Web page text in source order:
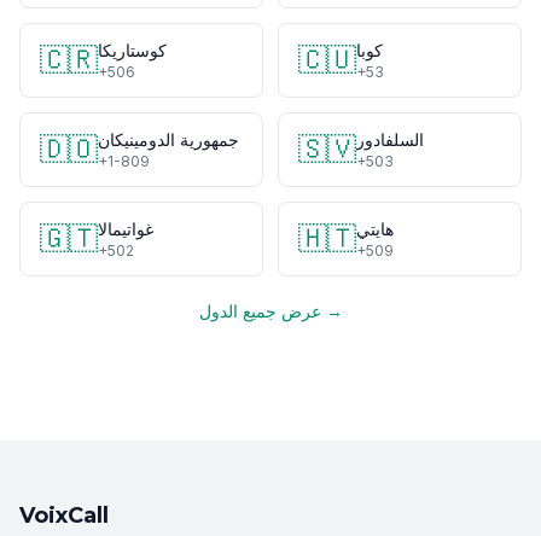
🇨🇷كوستاريكا
+506 🇨🇺كوبا
+53
🇩🇴جمهورية الدومينيكان
+1-809 🇸🇻 السلفادور
+503
🇬🇹غواتيمالا
+502 🇭🇹هايتي
+509
عرض جميع الدول →
VoixCall